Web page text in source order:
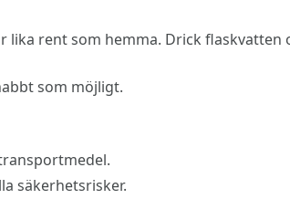
rent som hemma. Drick flaskvatten
som möjligt.
säkerhetsrisker.